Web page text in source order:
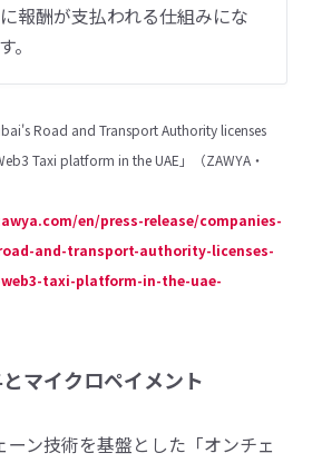
報酬が支払われる仕組みにな
。
Road and Transport Authority licenses
Taxi platform in the UAE」（ZAWYA・
en/press-release/companies-
and-transport-authority-licenses-
taxi-platform-in-the-uae-
マイクロペイメント
ーン技術を基盤とした「オンチェ